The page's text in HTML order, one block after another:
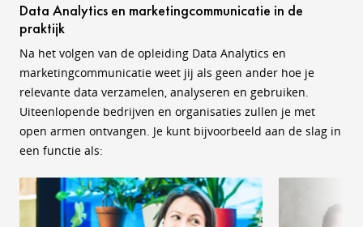
Data Analytics en marketingcommunicatie in de
praktijk
Na het volgen van de opleiding Data Analytics en
marketingcommunicatie weet jij als geen ander hoe je
relevante data verzamelen, analyseren en gebruiken.
Uiteenlopende bedrijven en organisaties zullen je met
open armen ontvangen. Je kunt bijvoorbeeld aan de slag in
een functie als: